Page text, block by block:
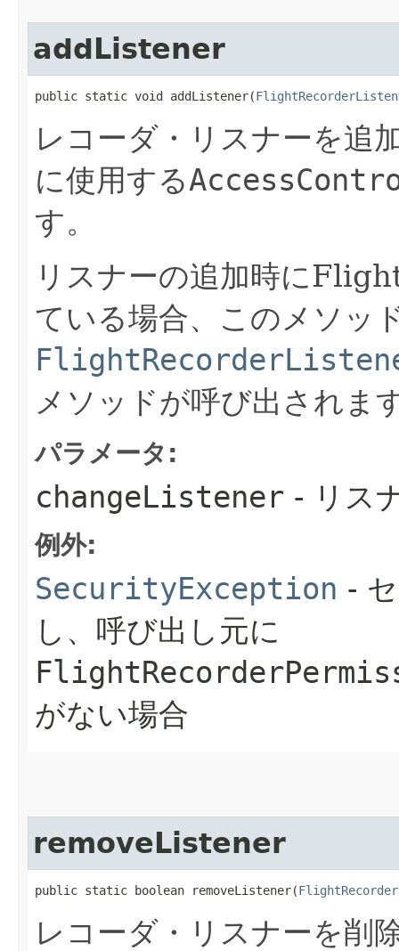
addListener
public static void addListener​(
レコーダ・リスナーを追
に使用する
す。
リスナーの追加時に
ている場合、このメソッ
メソッドが呼び出されま
パラメータ:
changeListener - リス
例外:
SecurityException -
し、呼び出し元に
がない場合
removeListener
public static boolean removeListener​(
レコーダ・リスナーを削